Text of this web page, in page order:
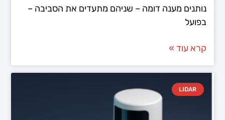
נותנים מענה דומה – שניהם מתעדים את הסביבה –
בפועל
קרא עוד »
LIDAR